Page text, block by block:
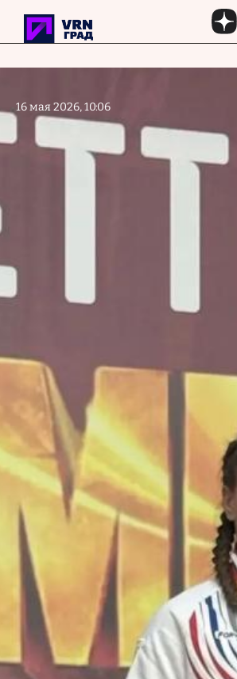
Перейти к основному содержанию
16 мая 2026, 10:06